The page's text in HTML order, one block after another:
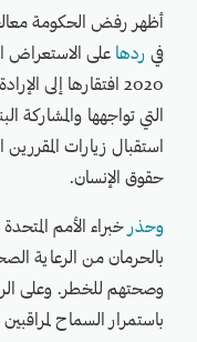
أظهر رفض الحكومة
في ردها
2020 افتقارها إلى
التي تواجهها
استقبال زيارات
حقوق الإنسان.
وحذر خبراء الأمم
بالحرمان من الرعاية
وصحتهم للخطر. وعلى
باستمرار السماح